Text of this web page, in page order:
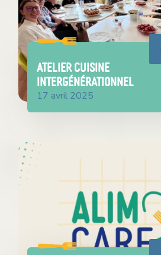
Atelier cuisine
intergénérationnel
17 avril 2025